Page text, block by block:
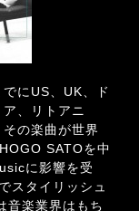
にUS、UK、ド
、リトアニ
の楽曲が世界
SATOを中
に影響を受
スタイリッシュ
音楽業界はもち